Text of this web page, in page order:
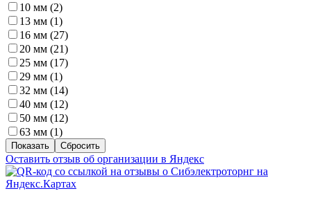
10 мм (2)
13 мм (1)
16 мм (27)
20 мм (21)
25 мм (17)
29 мм (1)
32 мм (14)
40 мм (12)
50 мм (12)
63 мм (1)
Оставить отзыв об организации в Яндекс